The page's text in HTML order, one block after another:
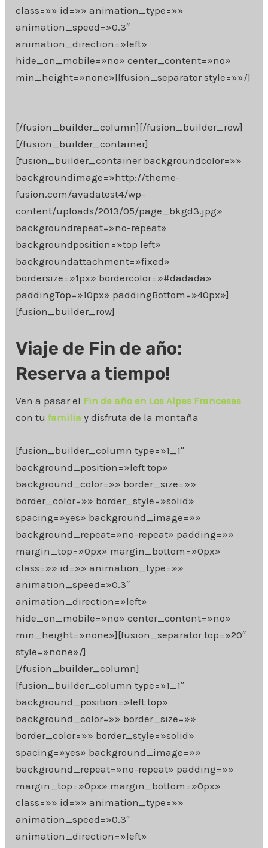
class=»» id=»» animation_type=»»
animation_speed=»0.3″
animation_direction=»left»
hide_on_mobile=»no» center_content=»no»
min_height=»none»][fusion_separator style=»»/]
[/fusion_builder_column][/fusion_builder_row]
[/fusion_builder_container]
[fusion_builder_container backgroundcolor=»»
backgroundimage=»http://theme-
fusion.com/avadatest4/wp-
content/uploads/2013/05/page_bkgd3.jpg»
backgroundrepeat=»no-repeat»
backgroundposition=»top left»
backgroundattachment=»fixed»
bordersize=»1px» bordercolor=»#dadada»
paddingTop=»10px» paddingBottom=»40px»]
[fusion_builder_row]
Viaje de Fin de año:
Reserva a tiempo!
Ven a pasar el Fin de año en Los Alpes Franceses
con tufamilia y disfruta de la montaña
[fusion_builder_column type=»1_1″
background_position=»left top»
background_color=»» border_size=»»
border_color=»» border_style=»solid»
spacing=»yes» background_image=»»
background_repeat=»no-repeat» padding=»»
margin_top=»0px» margin_bottom=»0px»
class=»» id=»» animation_type=»»
animation_speed=»0.3″
animation_direction=»left»
hide_on_mobile=»no» center_content=»no»
min_height=»none»][fusion_separator top=»20″
style=»none»/]
[/fusion_builder_column]
[fusion_builder_column type=»1_1″
background_position=»left top»
background_color=»» border_size=»»
border_color=»» border_style=»solid»
spacing=»yes» background_image=»»
background_repeat=»no-repeat» padding=»»
margin_top=»0px» margin_bottom=»0px»
class=»» id=»» animation_type=»»
animation_speed=»0.3″
animation_direction=»left»